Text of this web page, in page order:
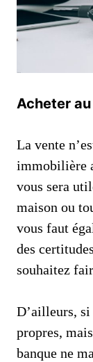
Acheter
La vente
immobilière
vous sera
maison ou
vous faut
des
souhaitez
D’ailleurs, si
propres,
banque ne